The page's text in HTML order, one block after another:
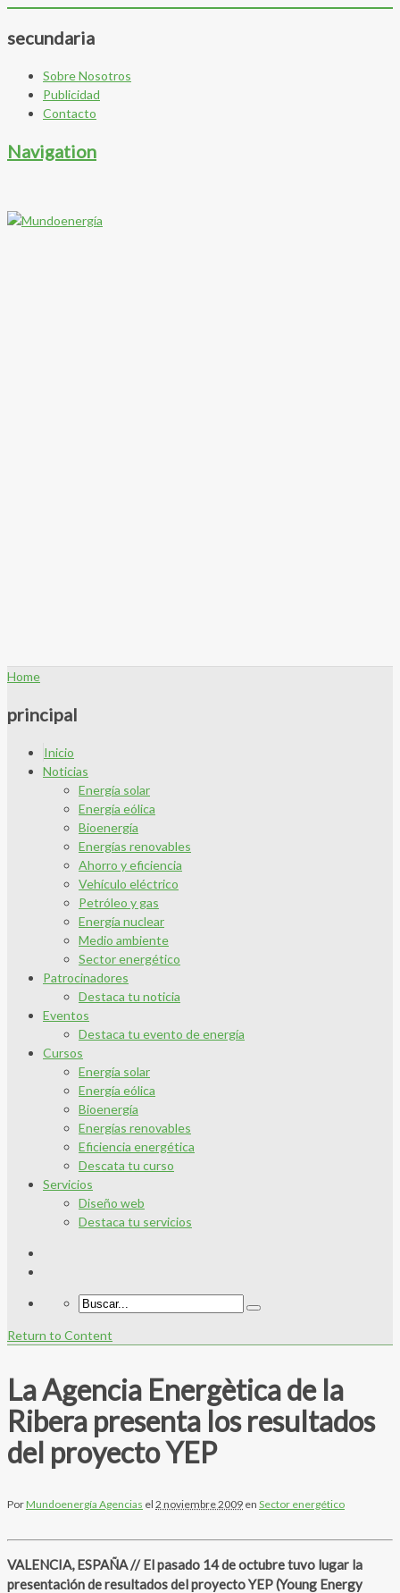
secundaria
Sobre Nosotros
Publicidad
Contacto
Navigation
Home
principal
Inicio
Noticias
Energía solar
Energía eólica
Bioenergía
Energías renovables
Ahorro y eficiencia
Vehículo eléctrico
Petróleo y gas
Energía nuclear
Medio ambiente
Sector energético
Patrocinadores
Destaca tu noticia
Eventos
Destaca tu evento de energía
Cursos
Energía solar
Energía eólica
Bioenergía
Energías renovables
Eficiencia energética
Descata tu curso
Servicios
Diseño web
Destaca tu servicios
Return to Content
La Agencia Energètica de la
Ribera presenta los resultados
del proyecto YEP
PorMundoenergía Agencias el 2 noviembre 2009 en Sector energético
VALENCIA, ESPAÑA // El pasado 14 de octubre tuvo lugar la
presentación de resultados del proyecto YEP (Young Energy